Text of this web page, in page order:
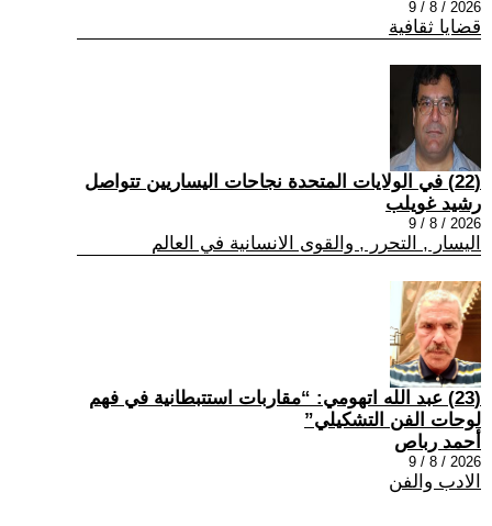
2026 / 8 / 9
قضايا ثقافية
(22) في الولايات المتحدة نجاحات اليساريين تتواصل
رشيد غويلب
2026 / 8 / 9
اليسار , التحرر , والقوى الانسانية في العالم
(23) عبد الله اتهومي: “مقاربات استتبطانية في فهم
لوحات الفن التشكيلي”
أحمد رباص
2026 / 8 / 9
الادب والفن